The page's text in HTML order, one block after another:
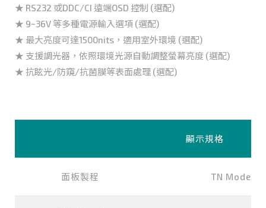
★ RS232 或DDC/CI 遠端OSD 控制 (選配)
★ 9~36V 等多種電源輸入選項 (選配)
★ 最大亮度可達1500nits，適用室外環境 (選配)
★ 支援調光器，依照環境光源自動調整螢幕亮度 (選配)
★ 抗眩光/防窺/抗菌膜等表面處理 (選配)
顯示規格
面板製程 TN Mode,